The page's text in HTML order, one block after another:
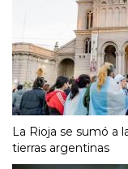
La Rioja se sumó a
tierras argentinas